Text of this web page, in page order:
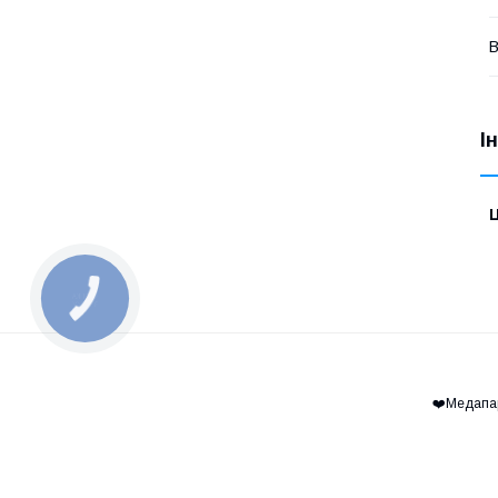
КНОПКА
ЗВ'ЯЗКУ